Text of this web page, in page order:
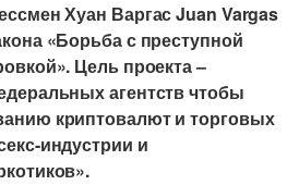
Хуан Варгас Juan Vargas
«Борьба с преступной
Цель проекта –
агентств чтобы
криптовалют и торговых
индустрии и